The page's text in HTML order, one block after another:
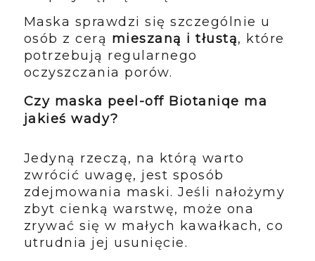
Maska sprawdzi się szczególnie u
osób z cerą mieszaną i tłustą, które
potrzebują regularnego
oczyszczania porów.
Czy maska peel-off Biotaniqe ma
jakieś wady?
Jedyną rzeczą, na którą warto
zwrócić uwagę, jest sposób
zdejmowania maski. Jeśli nałożymy
zbyt cienką warstwę, może ona
zrywać się w małych kawałkach, co
utrudnia jej usunięcie.